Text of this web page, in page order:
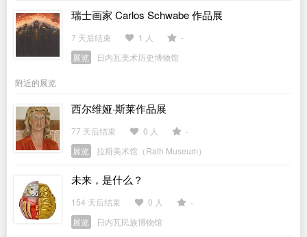
瑞士画家 Carlos Schwabe 作品展
7 天后结束 1 人
-
展览
日内瓦美术历史博物馆
附近的展览
西尔维娅·斯莱作品展
77 天后结束 0 人
-
展览
拉斯美术馆（Rath Museum）
未来，是什么？
154 天后结束 0 人
-
展览
日内瓦民族博物馆